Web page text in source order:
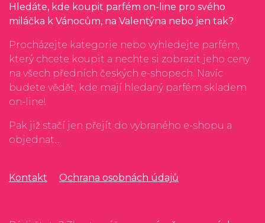
Hledáte, kde koupit parfém on-line pro svého
miláčka k Vánocům, na Valentýna nebo jen tak?
Procházejte kategorie nebo vyhledejte parfém,
který chcete koupit a nechte si zobrazit jeho ceny
na všech předních českých e-shopech. Navíc
budete vědět, kde mají hledaný parfém skladem
on-line!
Pak již stačí jen přejít do vybraného e-shopu a
objednat...
Kontakt Ochrana osobnách údajů